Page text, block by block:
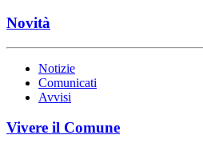
Novità
Notizie
Comunicati
Avvisi
Vivere il Comune